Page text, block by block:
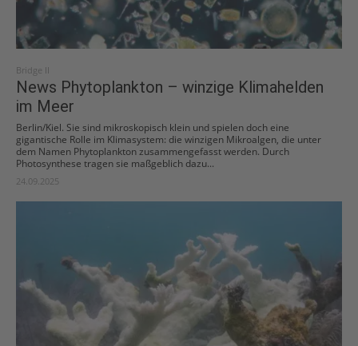
Bridge II
News Phytoplankton – winzige Klimahelden
im Meer
Berlin/Kiel. Sie sind mikroskopisch klein und spielen doch eine
gigantische Rolle im Klimasystem: die winzigen Mikroalgen, die unter
dem Namen Phytoplankton zusammengefasst werden. Durch
Photosynthese tragen sie maßgeblich dazu...
24.09.2025